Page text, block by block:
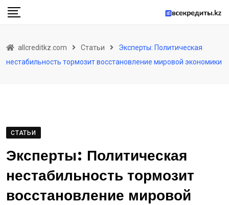
Skip
allcreditkz.com Статьи
Эксперты: Политическая
нестабильность тормозит восстановление мировой экономики
СТАТЬИ
Эксперты: Политическая
нестабильность тормозит
восстановление мировой